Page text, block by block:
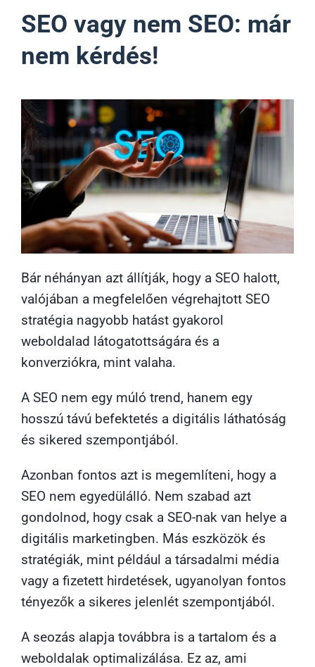
SEO vagy nem SEO: már
nem kérdés!
Bár néhányan azt állítják, hogy a SEO halott,
valójában a megfelelően végrehajtott SEO
stratégia nagyobb hatást gyakorol
weboldalad látogatottságára és a
konverziókra, mint valaha.
A SEO nem egy múló trend, hanem egy
hosszú távú befektetés a digitális láthatóság
és sikered szempontjából.
Azonban fontos azt is megemlíteni, hogy a
SEO nem egyedülálló. Nem szabad azt
gondolnod, hogy csak a SEO-nak van helye a
digitális marketingben. Más eszközök és
stratégiák, mint például a társadalmi média
vagy a fizetett hirdetések, ugyanolyan fontos
tényezők a sikeres jelenlét szempontjából.
A seozás alapja továbbra is a tartalom és a
weboldalak optimalizálása. Ez az, ami